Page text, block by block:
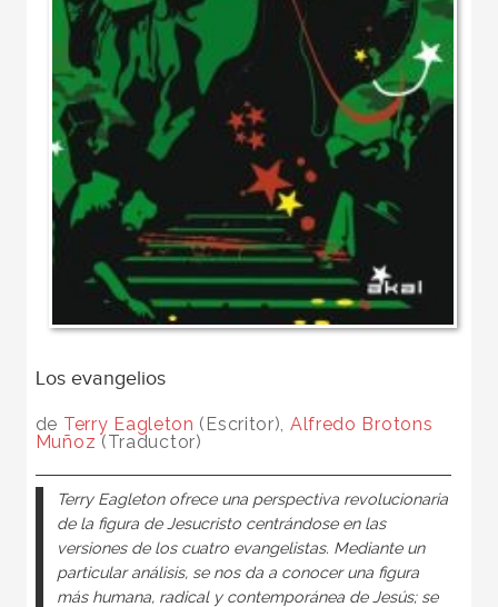
Los evangelios
de Terry Eagleton (Escritor), Alfredo Brotons
Muñoz (Traductor)
Terry Eagleton ofrece una perspectiva revolucionaria
de la figura de Jesucristo centrándose en las
versiones de los cuatro evangelistas. Mediante un
particular análisis, se nos da a conocer una figura
más humana, radical y contemporánea de Jesús; se